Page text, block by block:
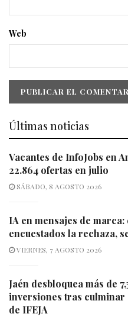
Web
Últimas noticias
Vacantes de InfoJobs en
22.864 ofertas en julio
SÁBADO, 8 AGOSTO 2026
IA en mensajes de
encuestados la rechaza,
VIERNES, 7 AGOSTO 2026
Jaén desbloquea más de
inversiones tras culminar
de IFEJA